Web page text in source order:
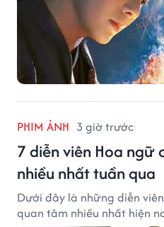
PHIM ẢNH 3 giờ trước
7 diễn viên Hoa ngữ
nhiều nhất tuần qua
Dưới đây là những diễn
quan tâm nhiều nhất hiện